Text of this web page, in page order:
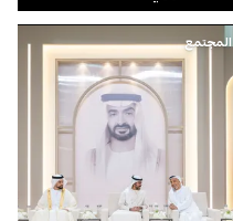
المجتمع